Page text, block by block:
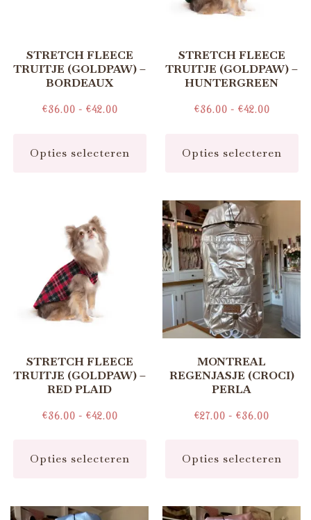
STRETCH FLEECE
TRUITJE (GOLDPAW) –
BORDEAUX
€36.00 - €42.00
Opties selecteren
STRETCH FLEECE
TRUITJE (GOLDPAW) –
HUNTERGREEN
€36.00 - €42.00
Opties selecteren
STRETCH FLEECE
TRUITJE (GOLDPAW) –
RED PLAID
€36.00 - €42.00
Opties selecteren
MONTREAL
REGENJASJE (CROCI)
PERLA
€27.00 - €36.00
Opties selecteren